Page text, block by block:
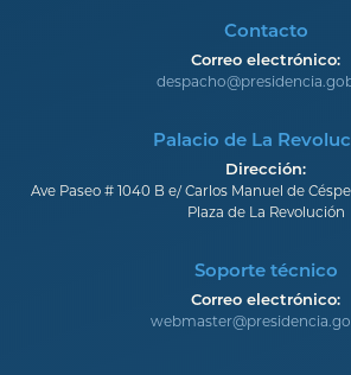
Contacto
Correo electrónico:
Palacio de La
Dirección:
Ave Paseo # 1040 B e/ Carlos Manuel de
Plaza de La Revolución
Soporte técnico
Correo electrónico: